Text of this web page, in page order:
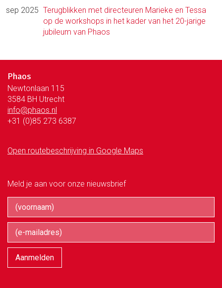
sep 2025 Terugblikken met directeuren Marieke en Tessa
op de workshops in het kader van het 20-jarige
jubileum van Phaos
Phaos
Newtonlaan 115
3584 BH Utrecht
info@phaos.nl
+31 (0)85 273 6387
Open routebeschrijving in Google Maps
Meld je aan voor onze nieuwsbrief